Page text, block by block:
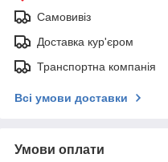
Самовивіз
Доставка кур'єром
Транспортна компанія
Всі умови доставки
Умови оплати